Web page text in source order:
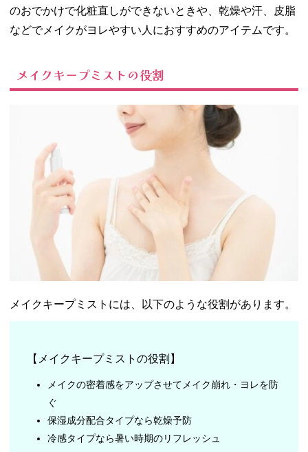
− メイクフ
スト/セザン
− モイスト
− アレルバ
リアミスト
Ｎ/dプログ
ラム
− シェイク
ミスト/アヴ
ァンセ
− うるおい
ミスト/メイ
− ドラマテ
ィックミス
ージュ
守るUVスプ
レー/石澤研
究所
− MASK FIT
のおでかけで化粧直しができないときや、乾燥や汗、皮脂
などでメイクがヨレやすい人におすすめのアイテムです。
メイクキープミストの役割
メイクキープミストには、以下のような役割があります。
【メイクキープミストの役割】
メイクの密着感をアップさせてメイク崩れ・ヨレを防
ぐ
保湿成分配合タイプなら乾燥予防
冷感タイプなら暑い時期のリフレッシュ